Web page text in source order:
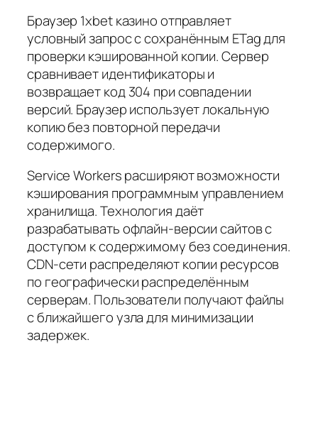
Браузер 1xbet казино отправляет
условный запрос с сохранённым ETag для
проверки кэшированной копии. Сервер
сравнивает идентификаторы и
возвращает код 304 при совпадении
версий. Браузер использует локальную
копию без повторной передачи
содержимого.
Service Workers расширяют возможности
кэширования программным управлением
хранилища. Технология даёт
разрабатывать офлайн-версии сайтов с
доступом к содержимому без соединения.
CDN-сети распределяют копии ресурсов
по географически распределённым
серверам. Пользователи получают файлы
с ближайшего узла для минимизации
задержек.